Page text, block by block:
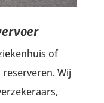
of
Wij